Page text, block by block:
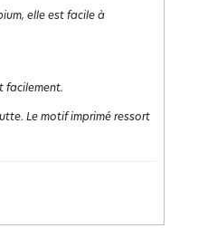
elle est facile à
facilement.
Le motif imprimé ressort